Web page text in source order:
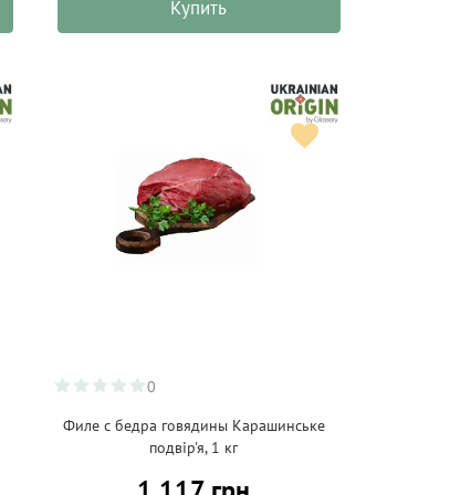
Купить
0
Филе с бедра говядины Карашинське
подвір'я, 1 кг